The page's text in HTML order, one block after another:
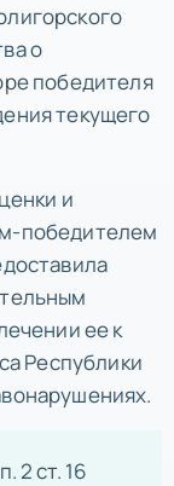
о
победителя
текущего
и
победителем
ее к
Республики
2 ст. 16